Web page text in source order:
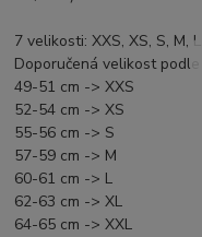
7 velikosti: XXS, XS, S, M, L,
Doporučená velikost
49-51 cm -> XXS
52-54 cm -> XS
55-56 cm -> S
57-59 cm -> M
60-61 cm -> L
62-63 cm -> XL
64-65 cm -> XXL